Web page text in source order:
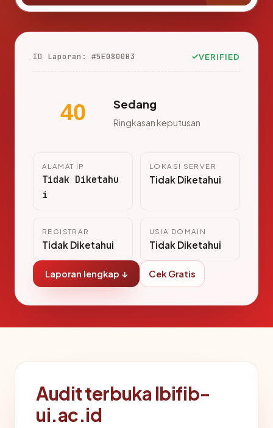
ID Laporan: #5E0800B3 VERIFIED
40 Sedang
Ringkasan keputusan
ALAMAT IP
Tidak Diketahu
i
LOKASI SERVER
Tidak Diketahui
REGISTRAR
Tidak Diketahui
USIA DOMAIN
Tidak Diketahui
Laporan lengkap ↓ Cek Gratis
Audit terbuka lbifib-
ui.ac.id